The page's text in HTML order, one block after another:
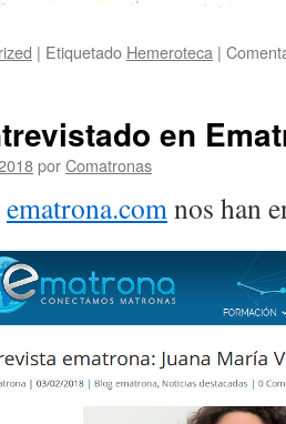
| Etiquetado Hemeroteca |
en
porComatronas
ematrona.com nos han